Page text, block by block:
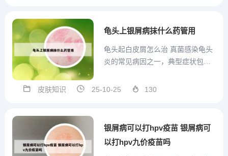
疫异常，进而导致皮肤出现牛皮
桃...
龟头上银屑病抹什么药管用
龟头起白皮屑怎么治 真菌感染龟头
炎的常见病因之一，典型症状包括
菌感染，需在医生指导下使用抗真
境加重感染。 细菌感染淋病、非淋
菌性尿道炎等细菌感染也可能...
皮肤知识 25-10-25 130
银屑病可以打hpv疫苗 银屑病可
以打hpv九价疫苗吗